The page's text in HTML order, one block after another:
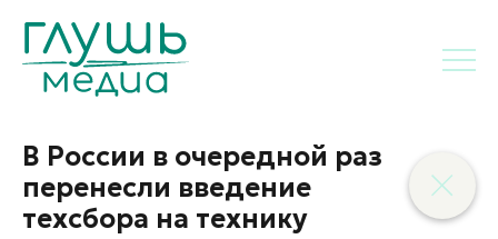
В России в очередной раз
перенесли введение
техсбора на технику